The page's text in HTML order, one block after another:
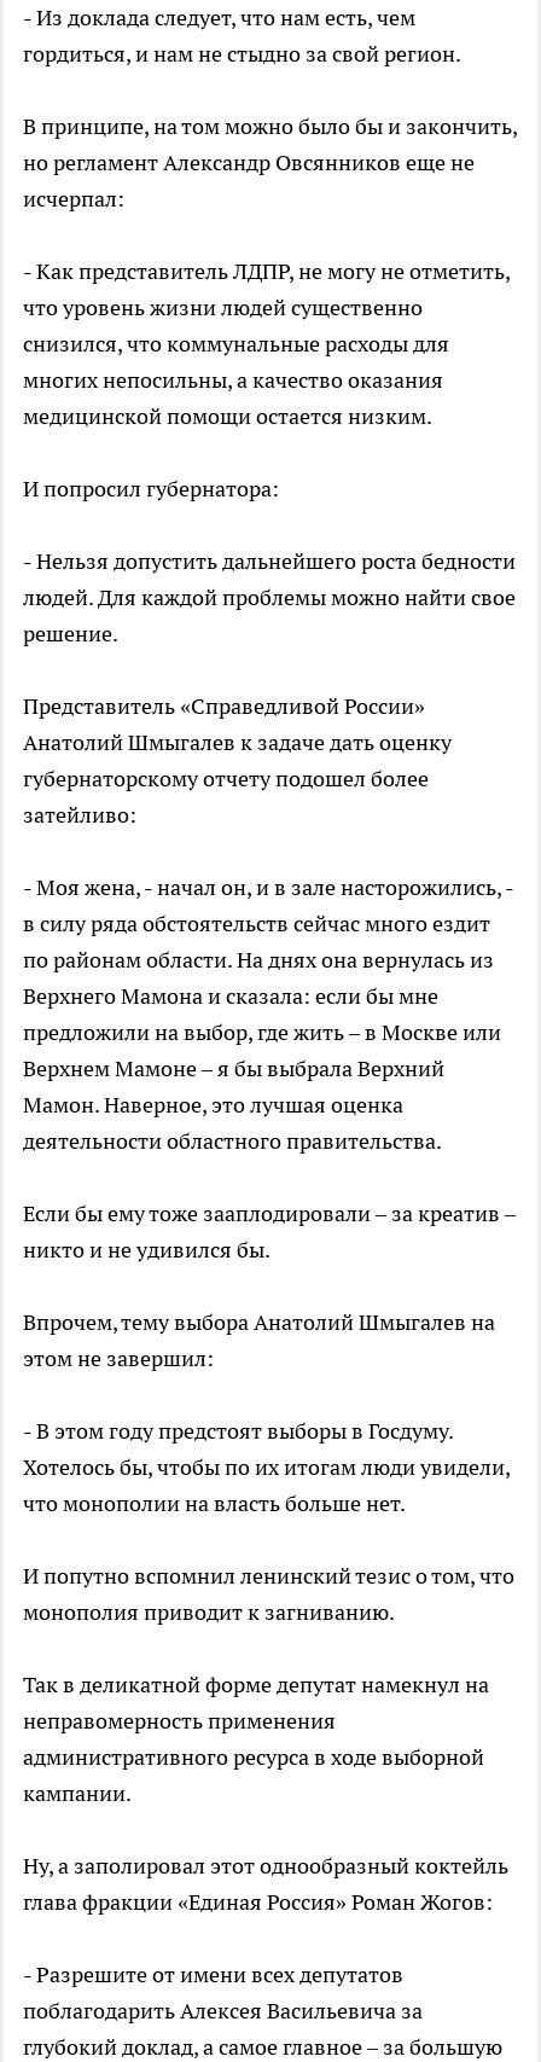
- Из доклада следует, что нам есть, чем
гордиться, и нам не стыдно за свой регион.
В принципе, на том можно было бы и закончить,
но регламент Александр Овсянников еще не
исчерпал:
- Как представитель ЛДПР, не могу не отметить,
что уровень жизни людей существенно
снизился, что коммунальные расходы для
многих непосильны, а качество оказания
медицинской помощи остается низким.
И попросил губернатора:
- Нельзя допустить дальнейшего роста бедности
людей. Для каждой проблемы можно найти свое
решение.
Представитель «Справедливой России»
Анатолий Шмыгалев к задаче дать оценку
губернаторскому отчету подошел более
затейливо:
- Моя жена, - начал он, и в зале насторожились, -
в силу ряда обстоятельств сейчас много ездит
по районам области. На днях она вернулась из
Верхнего Мамона и сказала: если бы мне
предложили на выбор, где жить – в Москве или
Верхнем Мамоне – я бы выбрала Верхний
Мамон. Наверное, это лучшая оценка
деятельности областного правительства.
Если бы ему тоже зааплодировали – за креатив –
никто и не удивился бы.
Впрочем, тему выбора Анатолий Шмыгалев на
этом не завершил:
- В этом году предстоят выборы в Госдуму.
Хотелось бы, чтобы по их итогам люди увидели,
что монополии на власть больше нет.
И попутно вспомнил ленинский тезис о том, что
монополия приводит к загниванию.
Так в деликатной форме депутат намекнул на
неправомерность применения
административного ресурса в ходе выборной
кампании.
Ну, а заполировал этот однообразный коктейль
глава фракции «Единая Россия» Роман Жогов:
- Разрешите от имени всех депутатов
поблагодарить Алексея Васильевича за
глубокий доклад, а самое главное – за большую